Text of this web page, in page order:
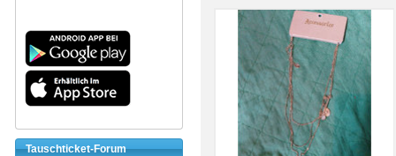
Tauschticket-Forum